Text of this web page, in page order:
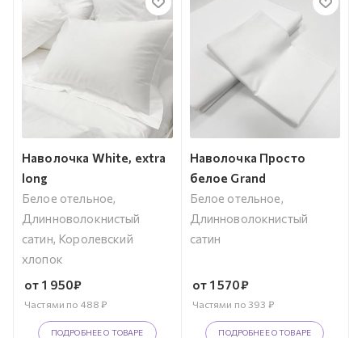
Наволочка White, extra
long
Белое отельное,
Длинноволокнистый
сатин, Королевский
хлопок
от 1 950₽
Частями по 488 ₽
ПОДРОБНЕЕ О ТОВАРЕ
Наволочка Просто
белое Grand
Белое отельное,
Длинноволокнистый
сатин
от 1 570₽
Частями по 393 ₽
ПОДРОБНЕЕ О ТОВАРЕ